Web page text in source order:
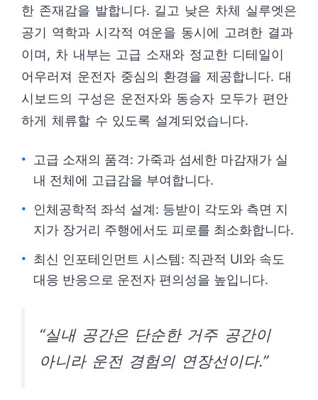
한 존재감을 발합니다. 길고 낮은 차체 실루엣은
공기 역학과 시각적 여운을 동시에 고려한 결과
이며, 차 내부는 고급 소재와 정교한 디테일이
어우러져 운전자 중심의 환경을 제공합니다. 대
시보드의 구성은 운전자와 동승자 모두가 편안
하게 체류할 수 있도록 설계되었습니다.
고급 소재의 품격: 가죽과 섬세한 마감재가 실
내 전체에 고급감을 부여합니다.
인체공학적 좌석 설계: 등받이 각도와 측면 지
지가 장거리 주행에서도 피로를 최소화합니다.
최신 인포테인먼트 시스템: 직관적 UI와 속도
대응 반응으로 운전자 편의성을 높입니다.
“실내 공간은 단순한 거주 공간이
아니라 운전 경험의 연장선이다.”